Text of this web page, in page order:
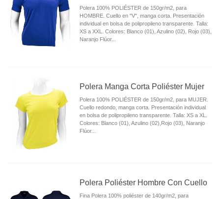
Polera 100% POLIÉSTER de 150gr/m2, para
HOMBRE. Cuello en "V", manga corta. Presentación
individual en bolsa de polipropileno transparente. Talla:
XS a XXL. Colores: Blanco (01), Azulino (02), Rojo (03),
Naranjo Flúor...
Polera Manga Corta Poliéster Mujer
Polera 100% POLIÉSTER de 150gr/m2, para MUJER.
Cuello redondo, manga corta. Presentación individual
en bolsa de polipropileno transparente. Talla: XS a XL.
Colores: Blanco (01), Azulino (02),Rojo (03), Naranjo
Flúor...
Polera Poliéster Hombre Con Cuello
Fina Polera 100% poliéster de 140gr/m2, para